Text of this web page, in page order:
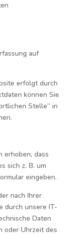
auf
erfolgt durch
können Sie
Stelle“ in
erhoben, dass
sich z. B. um
eingeben.
nach Ihrer
durch unsere IT-
Daten
oder Uhrzeit des